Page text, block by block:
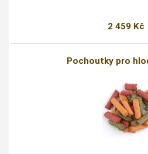
2 459 Kč
Pochoutky pro